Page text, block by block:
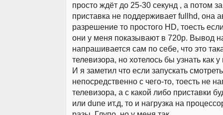
просто ждёт до 25-30 секунд , а потом
приставка не поддерживает fullhd, она
разрешение то простого HD, тоесть
они у меня показывают в 720p. Вывод
напрашивается сам по себе, что это
телевизора, но хотелось бы узнать как
И я заметил что если запускать
непосредственно с чего-то, тоесть не
телевизора, а с какой либо приставки
или dune ит.д, то и нагрузка на